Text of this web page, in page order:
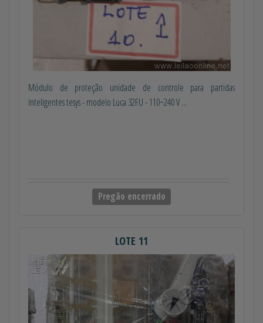
Módulo de proteção unidade de controle para partidas
inteligentes tesys - modelo Luca 32FU - 110~240 V ...
Pregão encerrado
LOTE 11